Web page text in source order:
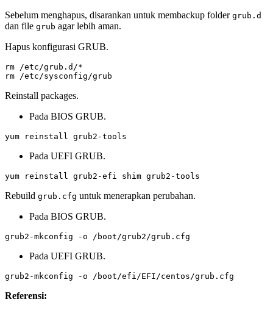
Sebelum menghapus, disarankan untuk membackup folder grub.d
dan file grub agar lebih aman.
Hapus konfigurasi GRUB.
rm /etc/sysconfig/grub
Reinstall packages.
Pada BIOS GRUB.
yum reinstall grub2-tools
Pada UEFI GRUB.
yum reinstall grub2-efi shim grub2-tools
Rebuild grub.cfg untuk menerapkan perubahan.
Pada BIOS GRUB.
grub2-mkconfig -o /boot/grub2/grub.cfg
Pada UEFI GRUB.
grub2-mkconfig -o /boot/efi/EFI/centos/grub.cfg
Referensi: